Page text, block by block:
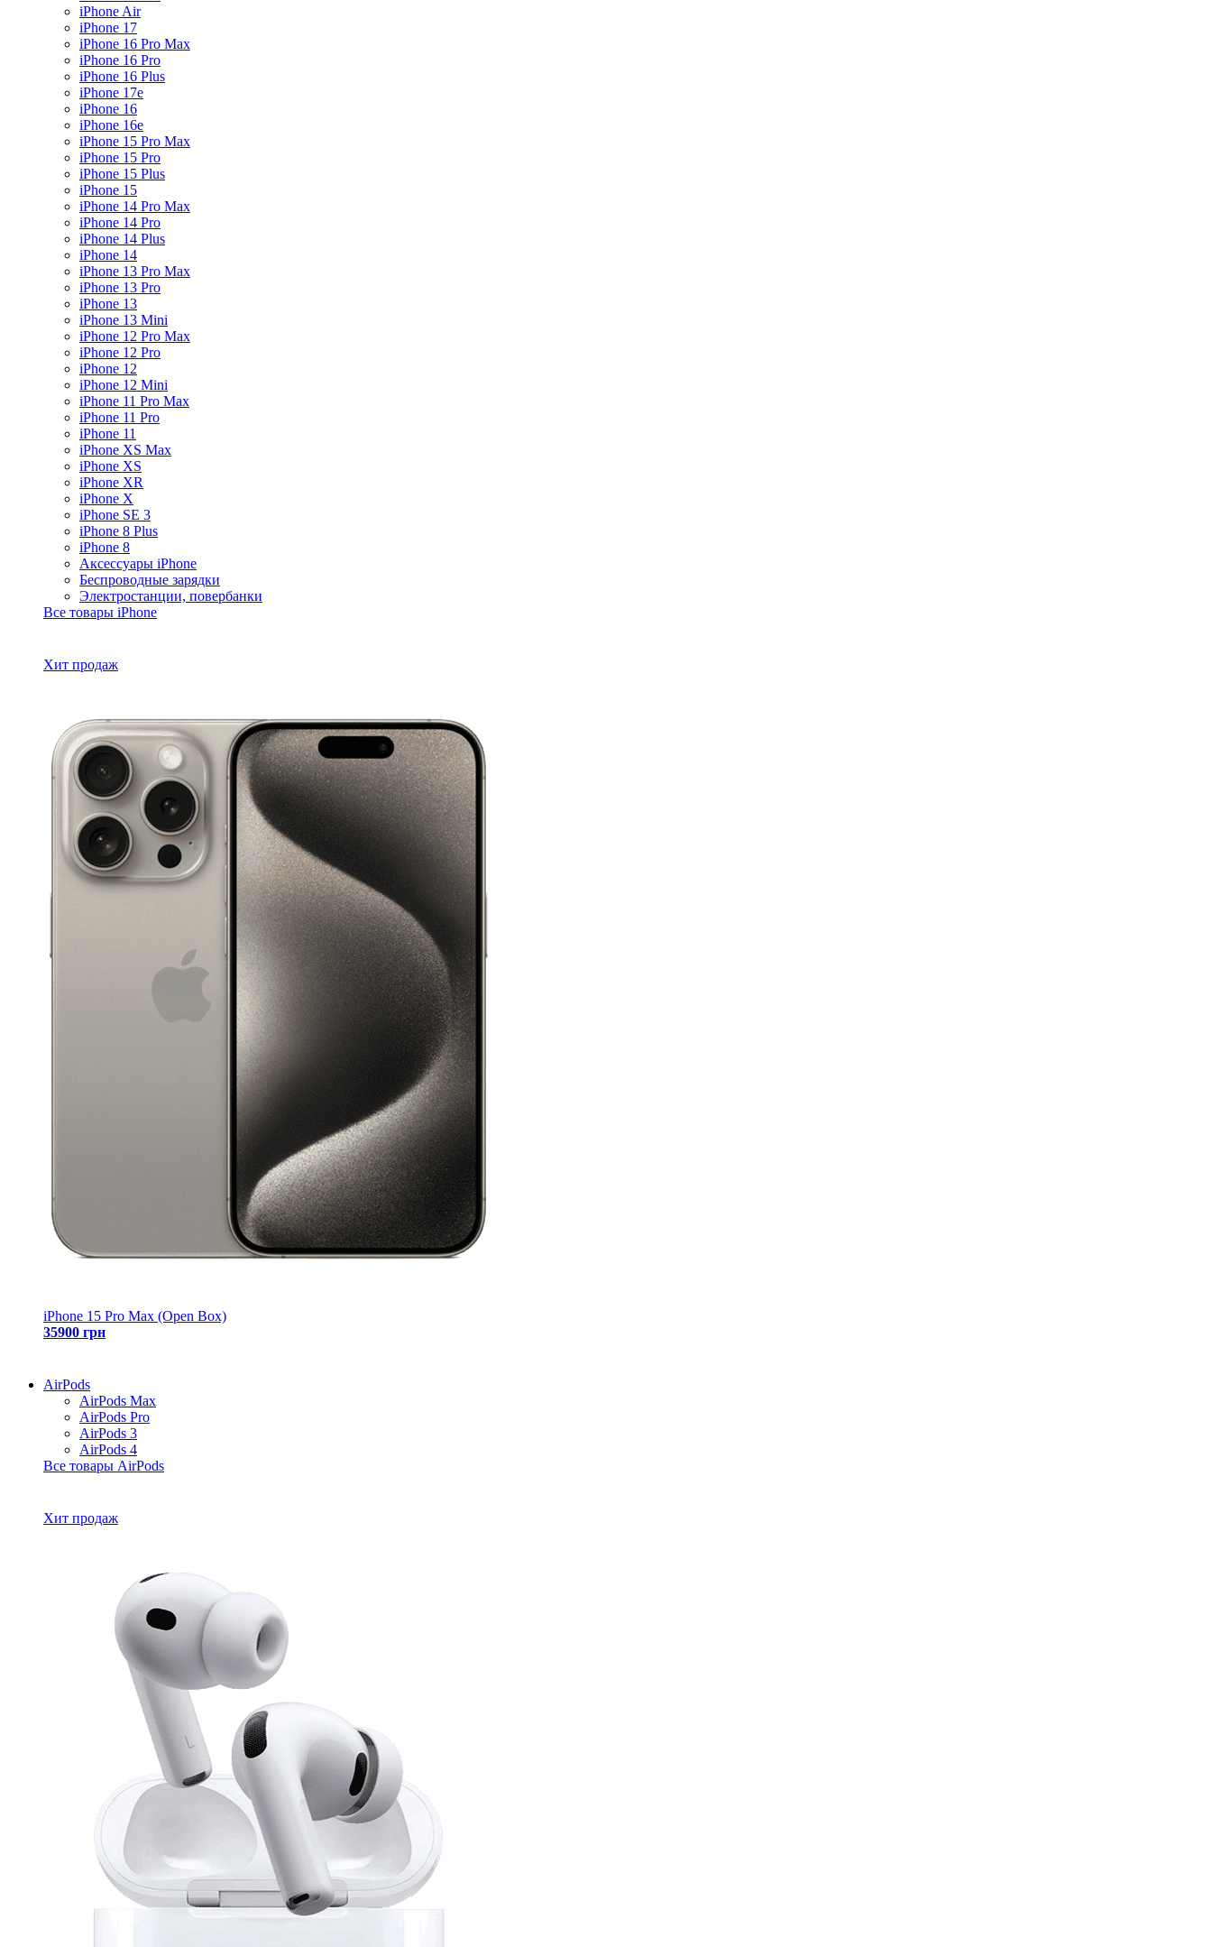
iPhone Air
iPhone 17
iPhone 16 Pro Max
iPhone 16 Pro
iPhone 16 Plus
iPhone 17e
iPhone 16
iPhone 16e
iPhone 15 Pro Max
iPhone 15 Pro
iPhone 15 Plus
iPhone 15
iPhone 14 Pro Max
iPhone 14 Pro
iPhone 14 Plus
iPhone 14
iPhone 13 Pro Max
iPhone 13 Pro
iPhone 13
iPhone 13 Mini
iPhone 12 Pro Max
iPhone 12 Pro
iPhone 12
iPhone 12 Mini
iPhone 11 Pro Max
iPhone 11 Pro
iPhone 11
iPhone XS Max
iPhone XS
iPhone XR
iPhone X
iPhone SE 3
iPhone 8 Plus
iPhone 8
Аксессуары iPhone
Беспроводные зарядки
Электростанции, повербанки
Все товары iPhone
Хит продаж
iPhone 15 Pro Max (Open Box)
35900 грн
AirPods
AirPods Max
AirPods Pro
AirPods 3
AirPods 4
Все товары AirPods
Хит продаж